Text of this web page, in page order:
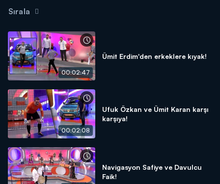
Sırala
00:02:47
Ümit Erdim'den erkeklere kıyak!
00:02:08
Ufuk Özkan ve Ümit Karan karşı
karşıya!
Navigasyon Safiye ve Davulcu
Faik!